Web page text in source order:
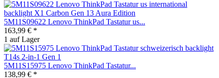
5M11S09622 Lenovo ThinkPad Tastatur us...
163,99 € *
1 auf Lager
5M11S15975 Lenovo ThinkPad Tastatur...
138,99 € *